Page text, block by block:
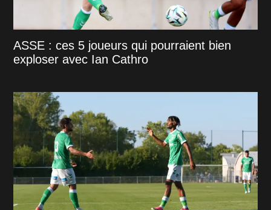
ASSE : ces 5 joueurs qui pourraient bien
exploser avec Ian Cathro